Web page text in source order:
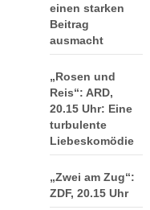
einen starken
Beitrag
ausmacht
„Rosen und
Reis“: ARD,
20.15 Uhr: Eine
turbulente
Liebeskomödie
„Zwei am Zug“:
ZDF, 20.15 Uhr